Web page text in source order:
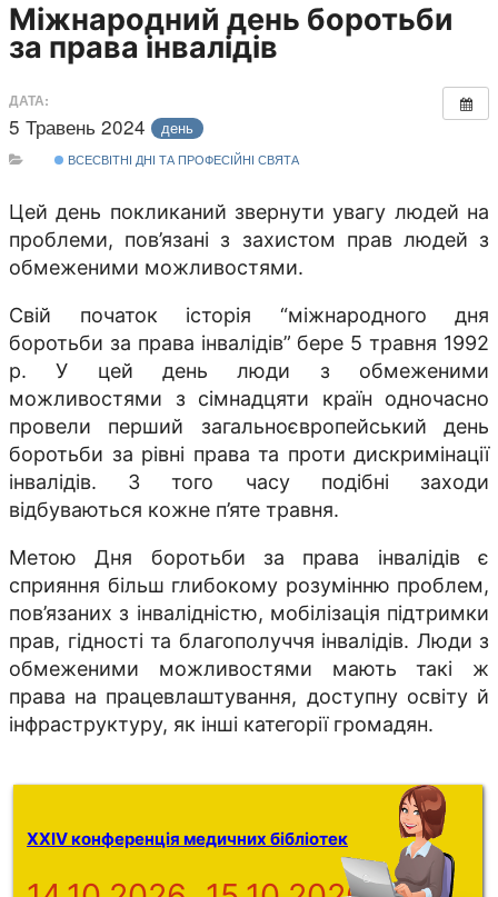
Міжнародний день боротьби
за права інвалідів
ДАТА:
5 Травень 2024 день
ВСЕСВІТНІ ДНІ ТА ПРОФЕСІЙНІ СВЯТА
Цей день покликаний звернути увагу людей на
проблеми, пов’язані з захистом прав людей з
обмеженими можливостями.
Свій початок історія “міжнародного дня
боротьби за права інвалідів” бере 5 травня 1992
р. У цей день люди з обмеженими
можливостями з сімнадцяти країн одночасно
провели перший загальноєвропейський день
боротьби за рівні права та проти дискримінації
інвалідів. З того часу подібні заходи
відбуваються кожне п’яте травня.
Метою Дня боротьби за права інвалідів є
сприяння більш глибокому розумінню проблем,
пов’язаних з інвалідністю, мобілізація підтримки
прав, гідності та благополуччя інвалідів. Люди з
обмеженими можливостями мають такі ж
права на працевлаштування, доступну освіту й
інфраструктуру, як інші категорії громадян.
XXIV конференція медичних бібліотек